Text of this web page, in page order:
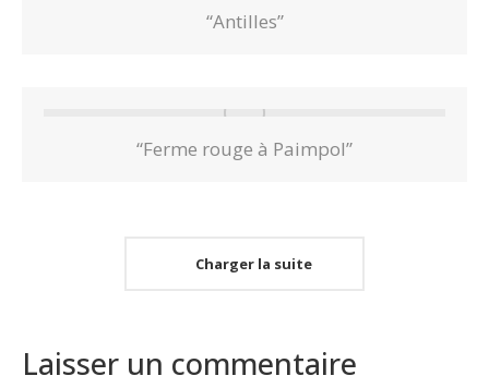
“Antilles”
“Ferme rouge à Paimpol”
Charger la suite
Laisser un commentaire